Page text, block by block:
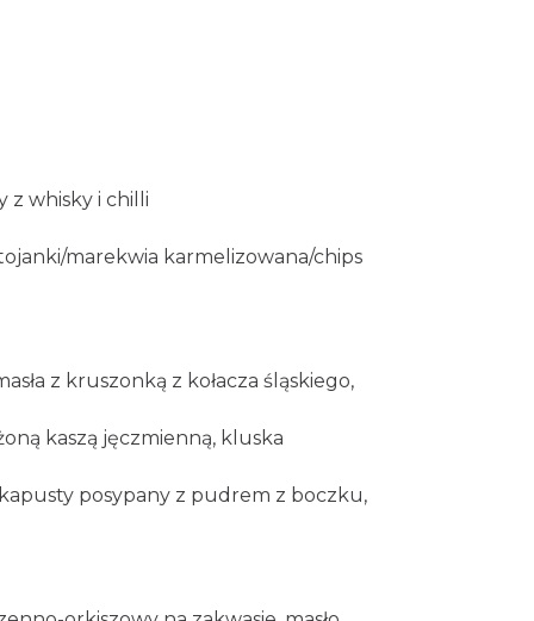
z whisky i chilli
marekwia karmelizowana/chips
z kruszonką z kołacza śląskiego,
kaszą jęczmienną, kluska
posypany z pudrem z boczku,